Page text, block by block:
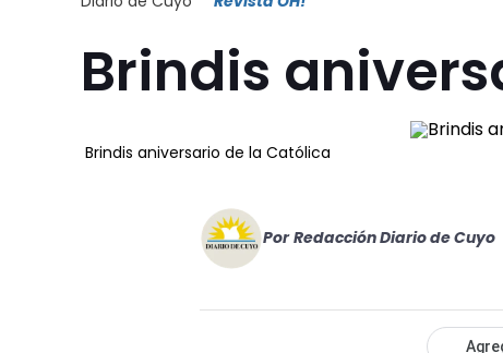
Brindis
Brindis aniversario de la Católica
Por Redacción Diario de Cuyo